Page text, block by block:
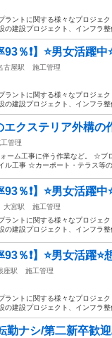
ラントに関する様々なプロジェ
建設プロジェクト、インフラ整
％❗】⭐男女活躍中
古屋駅
施工管理
ラントに関する様々なプロジェ
建設プロジェクト、インフラ整
クステリア外構の
管理
ーム工事に伴う作業など。 ☆ブ
ル工事 ☆カーポート・テラス等
％❗】⭐男女活躍中
大宮駅
施工管理
ラントに関する様々なプロジェ
建設プロジェクト、インフラ整
％❗】⭐男女活躍⭐
座駅
施工管理
ラントに関する様々なプロジェ
建設プロジェクト、インフラ整
勤ナシ/第二新卒歓